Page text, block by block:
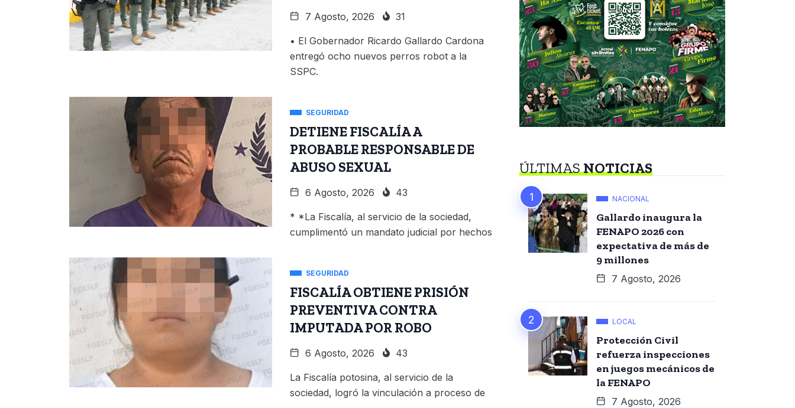
7 Agosto, 2026 31
• El Gobernador Ricardo Gallardo Cardona
entregó ocho nuevos perros robot a la
SSPC.
SEGURIDAD
DETIENE FISCALÍA A
PROBABLE RESPONSABLE DE
ABUSO SEXUAL
6 Agosto, 2026 43
* *La Fiscalía, al servicio de la sociedad,
cumplimentó un mandato judicial por hechos
SEGURIDAD
FISCALÍA OBTIENE PRISIÓN
PREVENTIVA CONTRA
IMPUTADA POR ROBO
6 Agosto, 2026 43
La Fiscalía potosina, al servicio de la
sociedad, logró la vinculación a proceso de
ÚLTIMASNOTICIAS
NACIONAL
Gallardo inaugura la
FENAPO 2026 con
expectativa de más de
9 millones
7 Agosto, 2026
LOCAL
Protección Civil
refuerza inspecciones
en juegos mecánicos de
la FENAPO
7 Agosto, 2026